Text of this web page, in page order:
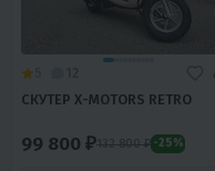
СКУТЕР X-MOTORS RETRO
99 800 ₽132 800 ₽ -25%